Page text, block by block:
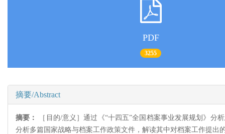
PDF
3255
摘要/Abstract
摘要：
［目的/意义］通过《“十四五”全国档案事业发展规划》
分析多篇国家战略与档案工作政策文件，解读其中对档案工作提出